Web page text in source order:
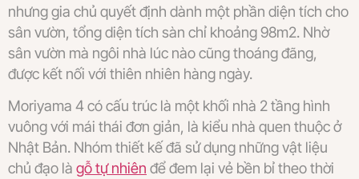
nhưng gia chủ quyết định dành một phần diện tích cho
sân vườn, tổng diện tích sàn chỉ khoảng 98m2. Nhờ
sân vườn mà ngôi nhà lúc nào cũng thoáng đãng,
được kết nối với thiên nhiên hàng ngày.
Moriyama 4 có cấu trúc là một khối nhà 2 tầng hình
vuông với mái thái đơn giản, là kiểu nhà quen thuộc ở
Nhật Bản. Nhóm thiết kế đã sử dụng những vật liệu
chủ đạo là gỗ tự nhiên để đem lại vẻ bền bỉ theo thời